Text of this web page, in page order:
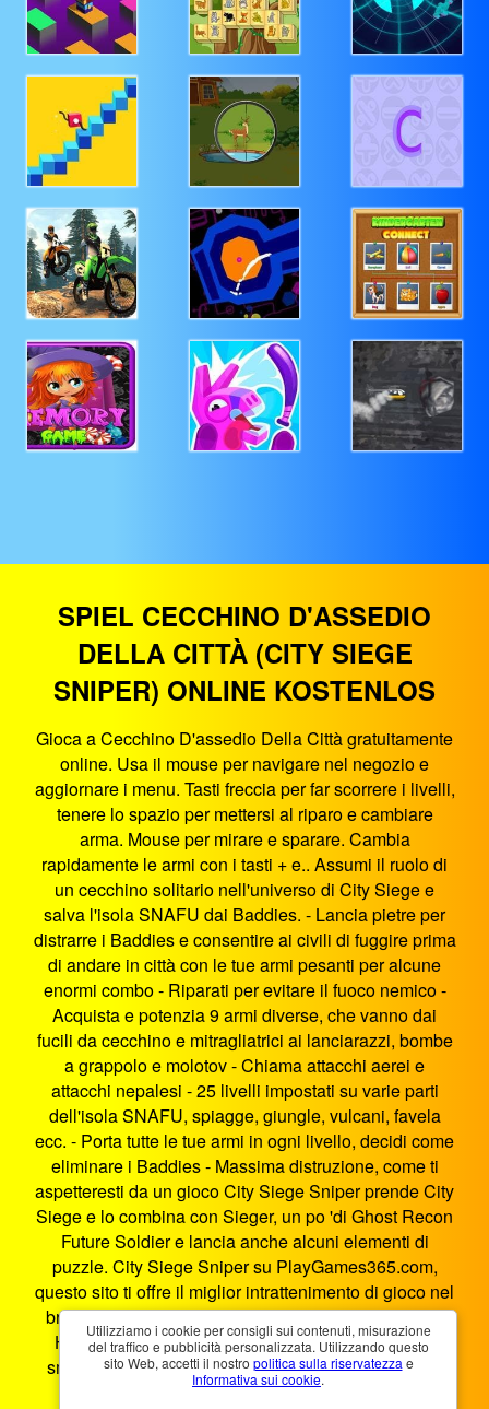
SPIEL CECCHINO D'ASSEDIO
DELLA CITTÀ (CITY SIEGE
SNIPER) ONLINE KOSTENLOS
Gioca a Cecchino D'assedio Della Città gratuitamente
online. Usa il mouse per navigare nel negozio e
aggiornare i menu. Tasti freccia per far scorrere i livelli,
tenere lo spazio per mettersi al riparo e cambiare
arma. Mouse per mirare e sparare. Cambia
rapidamente le armi con i tasti + e.. Assumi il ruolo di
un cecchino solitario nell'universo di City Siege e
salva l'isola SNAFU dai Baddies. - Lancia pietre per
distrarre i Baddies e consentire ai civili di fuggire prima
di andare in città con le tue armi pesanti per alcune
enormi combo - Riparati per evitare il fuoco nemico -
Acquista e potenzia 9 armi diverse, che vanno dai
fucili da cecchino e mitragliatrici ai lanciarazzi, bombe
a grappolo e molotov - Chiama attacchi aerei e
attacchi nepalesi - 25 livelli impostati su varie parti
dell'isola SNAFU, spiagge, giungle, vulcani, favela
ecc. - Porta tutte le tue armi in ogni livello, decidi come
eliminare i Baddies - Massima distruzione, come ti
aspetteresti da un gioco City Siege Sniper prende City
Siege e lo combina con Sieger, un po 'di Ghost Recon
Future Soldier e lancia anche alcuni elementi di
puzzle. City Siege Sniper su PlayGames365.com,
questo sito ti offre il miglior intrattenimento di gioco nel
browser. Cecchino D'assedio Della Città è un gioco
HTML5 che funziona su smartphone, tablet, PC e
smart TV. Puoi giocare a Cecchino D'assedio Della
Città ovunque e in qualsiasi momento.
Utilizziamo i cookie per consigli sui contenuti, misurazione
del traffico e pubblicità personalizzata. Utilizzando questo
sito Web, accetti il ​​nostro politica sulla riservatezza e
Informativa sui cookie.